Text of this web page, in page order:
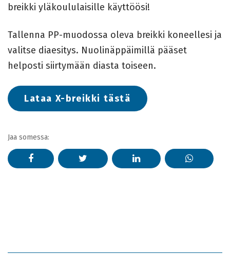
breikki yläkoululaisille käyttöösi!
Tallenna PP-muodossa oleva breikki koneellesi ja
valitse diaesitys. Nuolinäppäimillä pääset
helposti siirtymään diasta toiseen.
Lataa X-breikki tästä
Jaa somessa: